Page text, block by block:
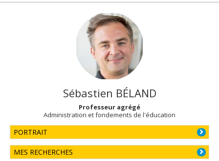
Sébastien BÉLAND
Professeur agrégé
Administration et fondements de l'éducation
PORTRAIT
MES RECHERCHES